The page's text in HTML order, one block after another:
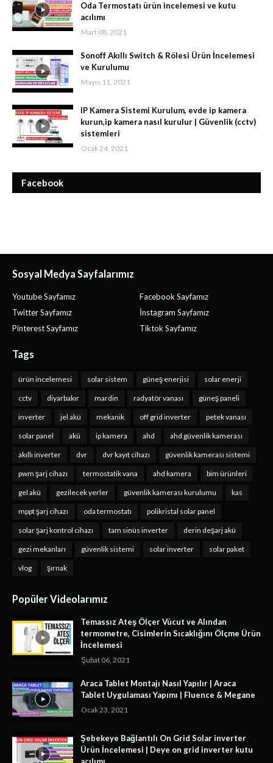
Oda Termostatı ürün incelemesi ve kutu
acılımı
Mart 08, 2021
Sonoff Akıllı Switch & Rölesi Ürün İncelemesi
ve Kurulumu
Mayıs 11, 2021
IP Kamera Sistemi Kurulum, evde ip kamera
kurun,ip kamera nasıl kurulur | Güvenlik (cctv)
sistemleri
Ocak 24, 2021
Facebook
Sosyal Medya Sayfalarımız
Youtube Sayfamız
Facebook Sayfamız
Twitter Sayfamız
İnstagram Sayfamız
Pinterest Sayfamız
Tiktok Sayfamız
Tags
ürün incelemesi solar sistem güneş enerjisi solar enerji
cctv diyarbakır mardin radyatör vanası güneş paneli
inverter jel akü mekanik off grid inverter petek vanası
solar panel akü ip kamera ahd ahd güvenlik kamerası
akıllı inverter dvr dvr kayıt cihazı güvenlik kamerası sistemi
pwm şarj cihazı termostatik vana ahd kamera bim ürünleri
gel akü gezilecek yerler güvenlik kamerası kurulumu kas
mppt şarj cihazı oda termostatı polikristal solar panel
solar şarj kontrol cihazı tam sinüs inverter derin deşarj akü
gezi mekanları güvenlik sistemi solar inverter solar paket
vlog şırnak
Popüler Videolarımız
Temassız Ateş Ölçer Vücut ve Alından
termometre, Cisimlerin Sıcaklığını Ölçme Ürün
İncelemesi
Şubat 06, 2021
Araca Tablet Montajı Nasıl Yapılır | Araca
Tablet Uygulaması Yapımı | Fluence & Megane
Ocak 23, 2021
Şebekeye Bağlantılı On Grid Solar inverter
Ürün İncelemesi | Deye on grid inverter kutu